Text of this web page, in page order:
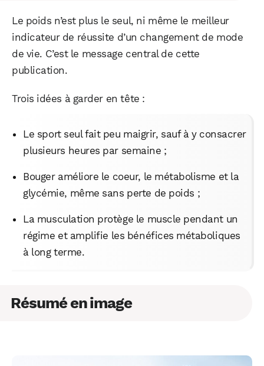
Le poids n’est plus le seul, ni même le meilleur
indicateur de réussite d’un changement de mode
de vie. C’est le message central de cette
publication.
Trois idées à garder en tête :
Le sport seul fait peu maigrir, sauf à y consacrer
plusieurs heures par semaine ;
Bouger améliore le coeur, le métabolisme et la
glycémie, même sans perte de poids ;
La musculation protège le muscle pendant un
régime et amplifie les bénéfices métaboliques
à long terme.
Résumé en image